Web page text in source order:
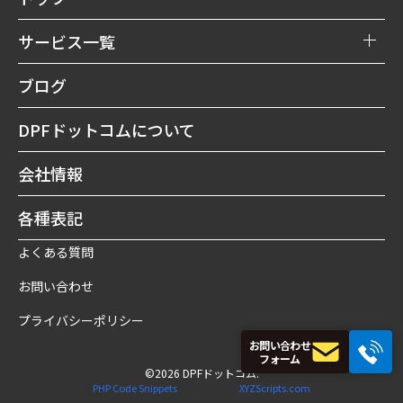
サービス一覧
DPFリビルト購入
DPF洗浄修理
DPF予防
ブログ
DPFドットコムについて
会社情報
各種表記
よくある質問
お問い合わせ
プライバシーポリシー
©2026 DPFドットコム.
お問い合わせ
フォーム
PHP Code Snippets XYZScripts.com